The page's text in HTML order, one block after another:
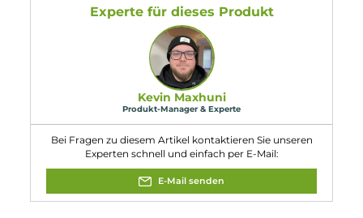
H301: Giftig bei Verschlucken. Enthält
Ethylmaltol; 2-Isopropyl-N,2,3-trimethyl-
butanamid; Nikotinsalicylat.
Eigenschaften
Flaschengröße:
10ml
Füllmenge:
10ml
Geschmacksrichtung:
Pfirsich mit Menthol-Frischekick
Nikotinart: Nikotinsalz
20mg/ml
Nuancen:
Frische Brise, Menthol, Pfirsich